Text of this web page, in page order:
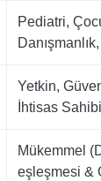
Pediatri,
Yetkin,
İhtisas Sahibi
Mükemmel
eşleşmesi &